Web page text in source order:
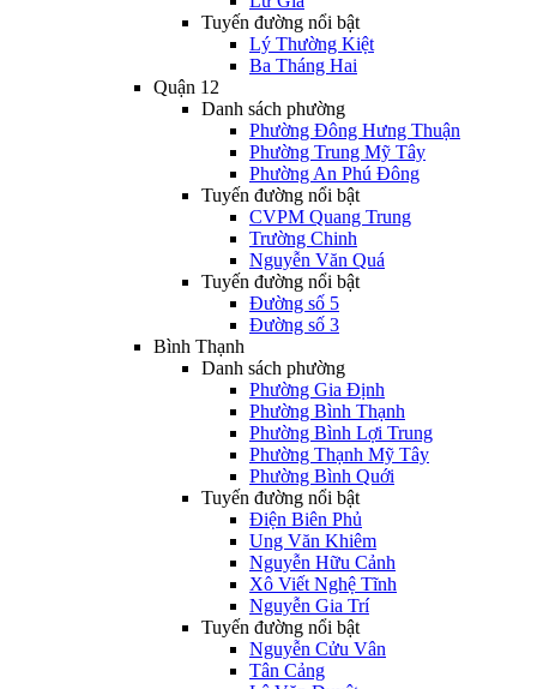
Tuyến đường nổi bật
Lý Thường Kiệt
Ba Tháng Hai
Quận 12
Danh sách phường
Phường Đông Hưng Thuận
Phường Trung Mỹ Tây
Phường An Phú Đông
Tuyến đường nổi bật
CVPM Quang Trung
Trường Chinh
Nguyễn Văn Quá
Tuyến đường nổi bật
Đường số 5
Đường số 3
Bình Thạnh
Danh sách phường
Phường Gia Định
Phường Bình Thạnh
Phường Bình Lợi Trung
Phường Thạnh Mỹ Tây
Phường Bình Quới
Tuyến đường nổi bật
Điện Biên Phủ
Ung Văn Khiêm
Nguyễn Hữu Cảnh
Xô Viết Nghệ Tĩnh
Nguyễn Gia Trí
Tuyến đường nổi bật
Nguyễn Cửu Vân
Tân Cảng